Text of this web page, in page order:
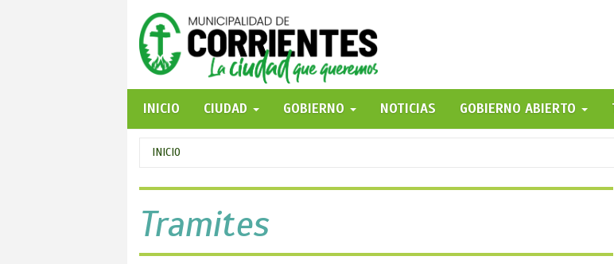
INICIO
CIUDAD GOBIERNO NOTICIAS GOBIERNO ABIERTO
Se
encuentra
usted
aquí
INICIO
Tramites